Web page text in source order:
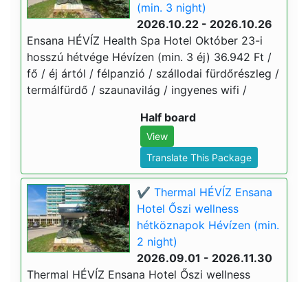
(min. 3 night)
2026.10.22 - 2026.10.26
Ensana HÉVÍZ Health Spa Hotel Október 23-i
hosszú hétvége Hévízen (min. 3 éj) 36.942 Ft /
fő / éj ártól / félpanzió / szállodai fürdőrészleg /
termálfürdő / szaunavilág / ingyenes wifi /
Half board
View
Translate This Package
✔️ Thermal HÉVÍZ Ensana
Hotel Őszi wellness
hétköznapok Hévízen (min.
2 night)
2026.09.01 - 2026.11.30
Thermal HÉVÍZ Ensana Hotel Őszi wellness